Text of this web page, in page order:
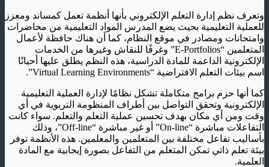
وتعرف نظم إدارة التعلم الإلكتروني بأنها أنظمة تعمل كمساند ومعزز
للعملية التعليمية بحيث يضع المدرس المواد التعليمية من محاضرات
وامتحانات ومصادر في موقع النظام، كما أن هناك حافظة لأعمال
المتعلمين “E-Portfolios” وغرفًا للنقاش وغيرها من الخدمات
الإلكترونية الداعمة للمادة الدراسية، هذه النظم يطلق عليها أحيانًا
اسم بيئات التعلم الافتراضية “Virtual Learning Environments”.
كما أنها حزم برامج متكاملة تشكل نظامًا لإدارة العملية التعليمية
الإلكترونية وتحقق التواصل بين أطراف المنظومة التربوية في أي
وقت ومن أي مكان بهدف تحسين عملية التعلم والتعلم. سواء كانت
التفاعلات مباشرة “On-line” أو غير مباشرة “Off-line”، وذلك
بأساليب تفاعل مختلفة بين المتعلمين والمعلمين. هذه الأنظمة توفر
بيئة تعلم ذاتي تمكن المتعلم من التفاعل بصورة إيجابية مع المادة
العلمية.